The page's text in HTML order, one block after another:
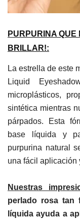
PURPURINA QUE
BRILLAR!:
La estrella de este
Liquid
microplásticos,
sintética mientras
párpados. Esta
base líquida y
purpurina natural
una fácil aplicación
Nuestras
perlado rosa tan
líquida ayuda a